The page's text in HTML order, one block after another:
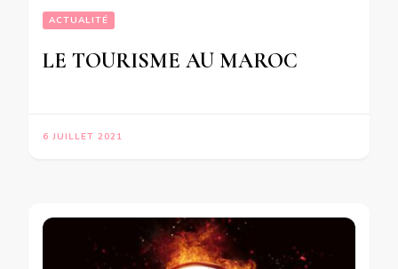
ACTUALITÉ
LE TOURISME AU MAROC
6 JUILLET 2021